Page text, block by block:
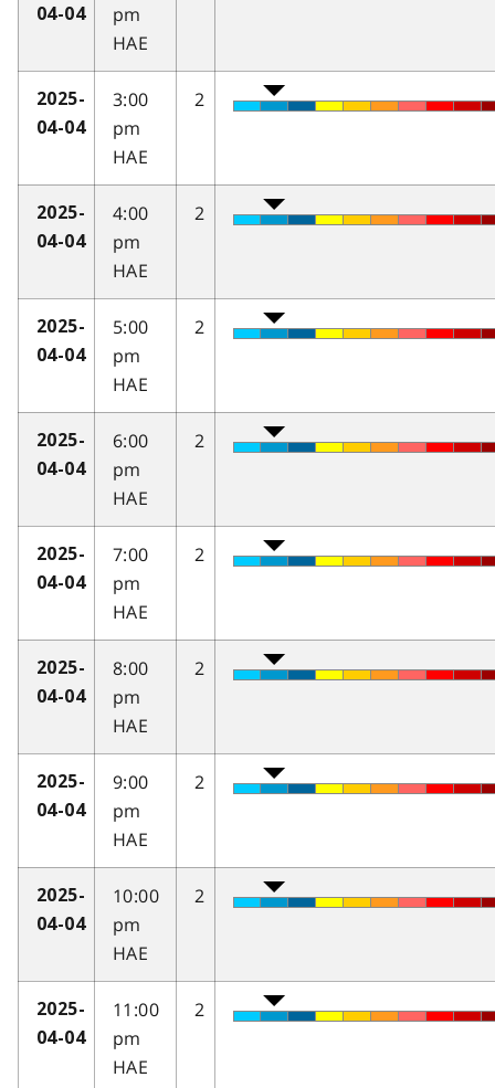
04-04
pm
HAE
2025-
04-04
3:00
pm
HAE
2
2025-
04-04
4:00
pm
HAE
2
2025-
04-04
5:00
pm
HAE
2
2025-
04-04
6:00
pm
HAE
2
2025-
04-04
7:00
pm
HAE
2
2025-
04-04
8:00
pm
HAE
2
2025-
04-04
9:00
pm
HAE
2
2025-
04-04
10:00
pm
HAE
2
2025-
04-04
11:00
pm
HAE
2